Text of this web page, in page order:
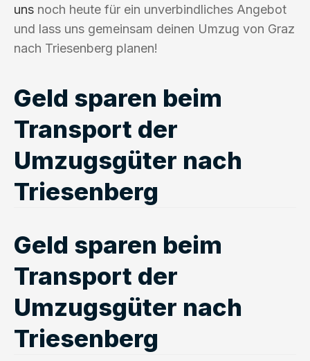
uns noch heute für ein unverbindliches Angebot
und lass uns gemeinsam deinen Umzug von Graz
nach Triesenberg planen!
Geld sparen beim
Transport der
Umzugsgüter nach
Triesenberg
Geld sparen beim
Transport der
Umzugsgüter nach
Triesenberg